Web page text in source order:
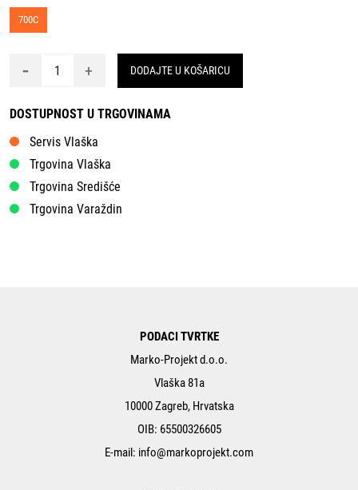
700C
- + DODAJTE U KOŠARICU
DOSTUPNOST U TRGOVINAMA
Servis Vlaška
Trgovina Vlaška
Trgovina Središće
Trgovina Varaždin
PODACI TVRTKE
Marko-Projekt d.o.o.
Vlaška 81a
10000 Zagreb, Hrvatska
OIB: 65500326605
E-mail: info@markoprojekt.com